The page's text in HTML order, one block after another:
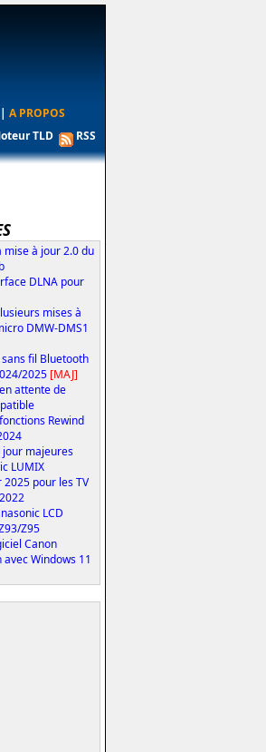
| A PROPOS
TLD RSS
mise à jour 2.0 du
DLNA pour
mises à
DMW-DMS1
fil Bluetooth
2025 [MAJ]
attente de
Rewind
jour majeures
LUMIX
pour les TV
LCD
Z95
Canon
avec Windows 11